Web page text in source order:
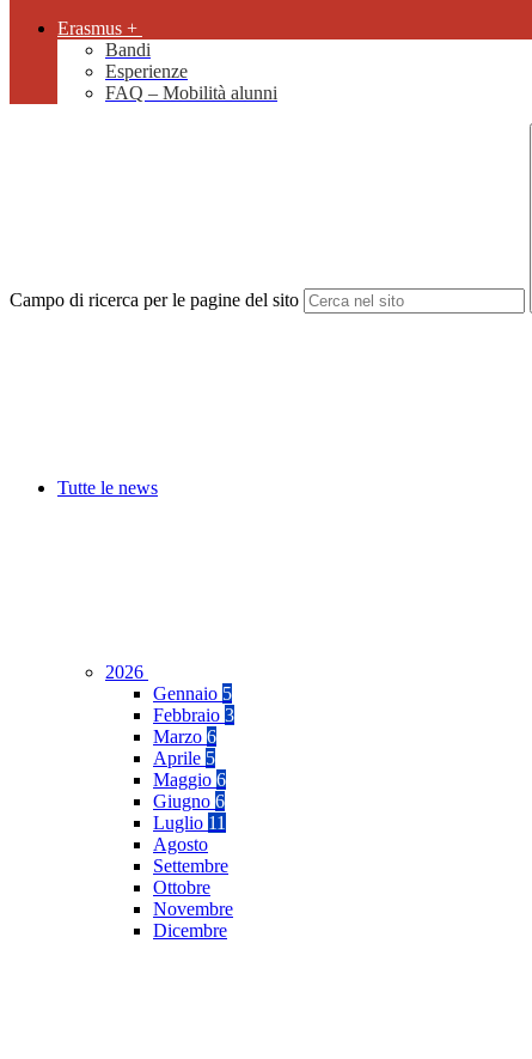
Erasmus +
Bandi
Esperienze
FAQ – Mobilità alunni
Campo di ricerca per le pagine del sito
Tutte le news
2026
Gennaio 5
Febbraio 3
Marzo 6
Aprile 5
Maggio 6
Giugno 6
Luglio 11
Agosto
Settembre
Ottobre
Novembre
Dicembre